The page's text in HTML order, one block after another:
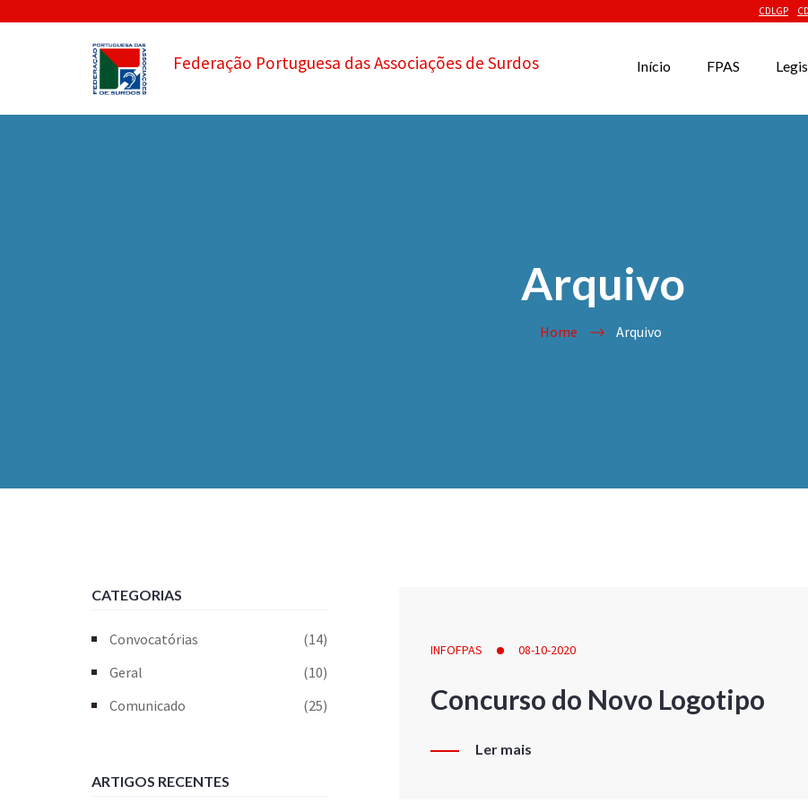
CDLGP
Federação Portuguesa das Associações de Surdos Início FPAS
Arquivo
Home Arquivo
INFOFPAS 08-10-2020
Concurso do Novo Logotipo
Ler mais
CATEGORIAS
Convocatórias
(14)
Geral
(10)
Comunicado
(25)
ARTIGOS RECENTES